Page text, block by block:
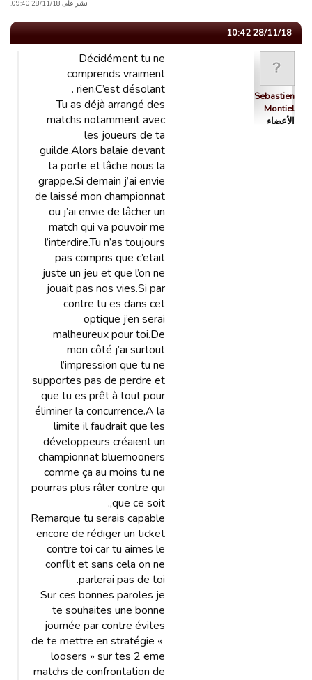
نشر على 28/11/18 09:40.
28/11/18 10:42
Sebastien
Montiel
الأعضاء
Décidément tu ne
comprends vraiment
rien.C’est désolant .
Tu as déjà arrangé des
matchs notamment avec
les joueurs de ta
guilde.Alors balaie devant
ta porte et lâche nous la
grappe.Si demain j’ai envie
de laissé mon championnat
ou j’ai envie de lâcher un
match qui va pouvoir me
l’interdire.Tu n’as toujours
pas compris que c’etait
juste un jeu et que l’on ne
jouait pas nos vies.Si par
contre tu es dans cet
optique j’en serai
malheureux pour toi.De
mon côté j’ai surtout
l’impression que tu ne
supportes pas de perdre et
que tu es prêt à tout pour
éliminer la concurrence.A la
limite il faudrait que les
développeurs créaient un
championnat bluemooners
comme ça au moins tu ne
pourras plus râler contre qui
que ce soit,.
Remarque tu serais capable
encore de rédiger un ticket
contre toi car tu aimes le
conflit et sans cela on ne
parlerai pas de toi.
Sur ces bonnes paroles je
te souhaites une bonne
journée par contre évites
de te mettre en stratégie «
loosers » sur tes 2 eme
matchs de confrontation de